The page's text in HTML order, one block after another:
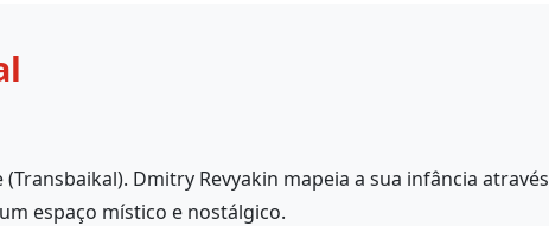
Dmitry Revyakin mapeia a sua infância através
espaço místico e nostálgico.